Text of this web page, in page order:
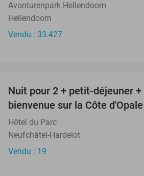
Avonturenpark Hellendoorn
Hellendoorn
Vendu : 33.427
Nuit pour 2 + petit-déjeuner +
bienvenue sur la Côte d'Opale
Hôtel du Parc
Neufchâtel-Hardelot
Vendu : 19